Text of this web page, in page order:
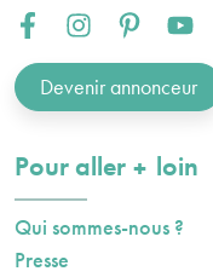
Facebook :Instagram :Pinterest :
Devenir annonceur
Pour aller plusloin
Qui sommes-nous ?
Presse